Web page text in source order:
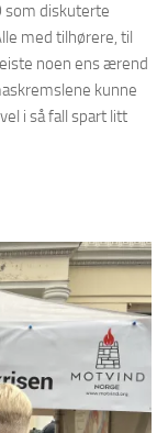
som diskuterte
med tilhørere, til
noen ens ærend
kunne
i så fall spart litt